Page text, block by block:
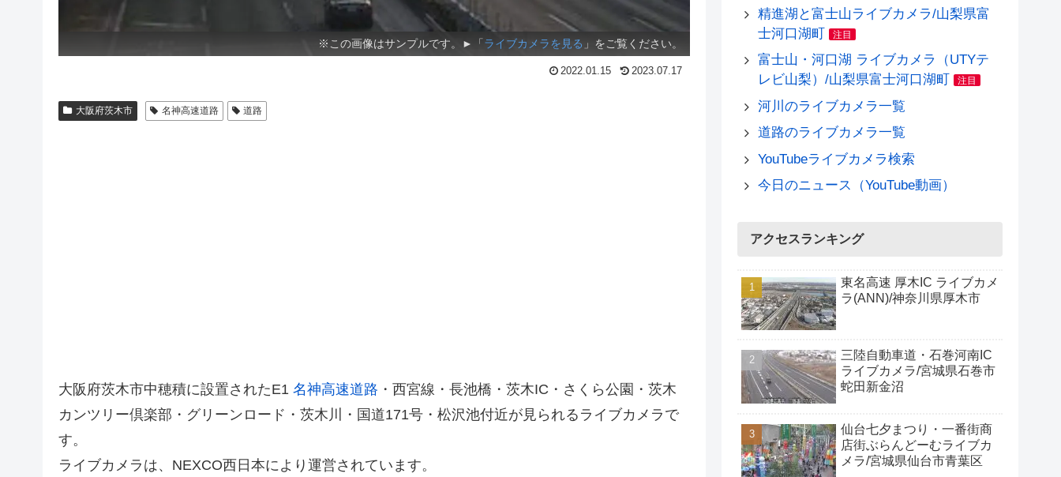
※この画像はサンプルです。►「 ライブカメラを見る 」をご覧ください。
2022.01.15 2023.07.17
大阪府茨木市 名神高速道路 道路
大阪府茨木市中穂積に設置されたE1 名神高速道路 ・西宮線・長池橋・茨木IC・さくら公園・茨木
カンツリー倶楽部・グリーンロード・茨木川・国道171号・松沢池付近が見られるライブカメラで
す。
ライブカメラは、NEXCO西日本により運営されています。
精進湖と富士山ライブカメラ/山梨県富
士河口湖町
注目
富士山・河口湖 ライブカメラ（UTYテ
レビ山梨）/山梨県富士河口湖町
注目
河川のライブカメラ一覧
道路のライブカメラ一覧
YouTubeライブカメラ検索
今日のニュース（YouTube動画）
アクセスランキング
東名高速 厚木IC ライブカメ
ラ(ANN)/神奈川県厚木市
三陸自動車道・石巻河南IC
ライブカメラ/宮城県石巻市
蛇田新金沼
仙台七夕まつり・一番街商
店街ぶらんどーむライブカ
メラ/宮城県仙台市青葉区